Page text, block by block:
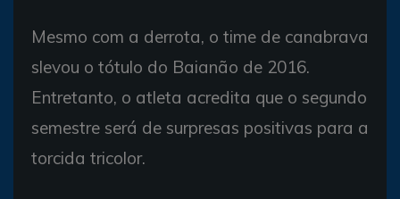
Mesmo com a derrota, o time de canabrava
slevou o tótulo do Baianão de 2016.
Entretanto, o atleta acredita que o segundo
semestre será de surpresas positivas para a
torcida tricolor.